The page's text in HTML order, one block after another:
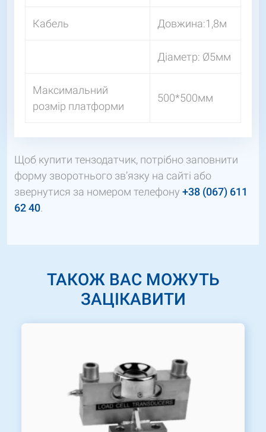
Кабель Довжина:1,8м
Діаметр: Ø5мм
Максимальний
розмір платформи
500*500мм
Щоб купити тензодатчик, потрібно заповнити
форму зворотнього зв’язку на сайті або
звернутися за номером телефону +38 (067) 611
62 40.
ТАКОЖ ВАС МОЖУТЬ
ЗАЦІКАВИТИ